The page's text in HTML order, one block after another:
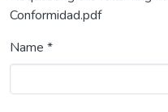
Conformidad.pdf
Name *